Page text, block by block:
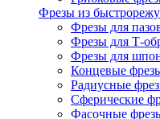
Фрезы из
Фрезы для
Фрезы для Т-
Фрезы для
Концевые
Радиусные
Сферические
Фасочные